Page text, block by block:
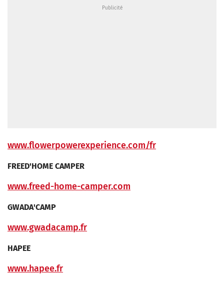
www.flowerpowerexperience.com/fr
FREED'HOME CAMPER
www.freed-home-camper.com
GWADA'CAMP
www.gwadacamp.fr
HAPEE
www.hapee.fr